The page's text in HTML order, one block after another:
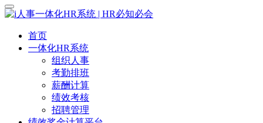
首页
一体化HR系统
组织人事
考勤排班
薪酬计算
绩效考核
招聘管理